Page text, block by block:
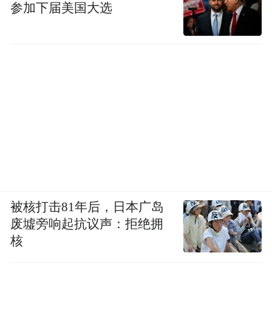
参加下届美国大选
被核打击81年后，日本广岛
废墟旁响起抗议声：拒绝拥
核